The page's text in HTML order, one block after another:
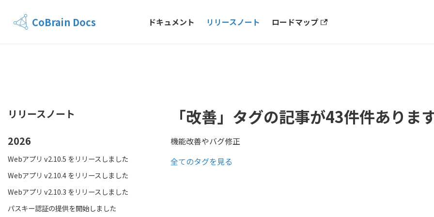
CoBrain Docs ドキュメント リリースノート ロードマップ
リリースノート
2026
Webアプリ v2.10.5 をリリースしました
Webアプリ v2.10.4 をリリースしました
Webアプリ v2.10.3 をリリースしました
パスキー認証の提供を開始しました
「改善」タグの記事が43件件ありま
機能改善やバグ修正
全てのタグを見る